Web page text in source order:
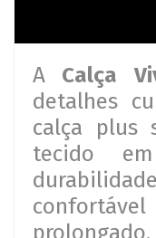
A Calça
detalhes
calça plus
tecido